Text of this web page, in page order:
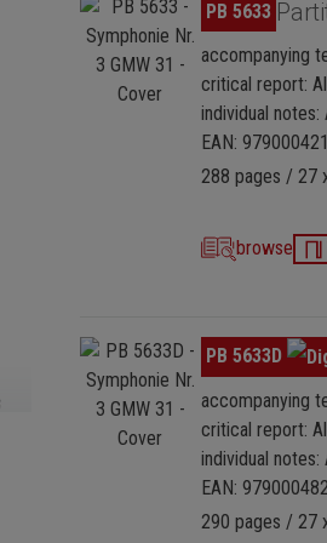
Omitir galería de imágenes
PB 5633
accompanying
critical report:
individual notes:
EAN:
288 pages / 27
browse
Omitir galería de imágenes
PB 5633D
accompanying
critical report:
individual notes:
EAN:
290 pages / 27